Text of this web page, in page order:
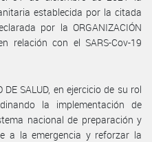
establecida por la citada
por la ORGANIZACIÓN
relación con el SARS-Cov-19
SALUD, en ejercicio de su rol
la implementación de
nacional de preparación y
a la emergencia y reforzar la